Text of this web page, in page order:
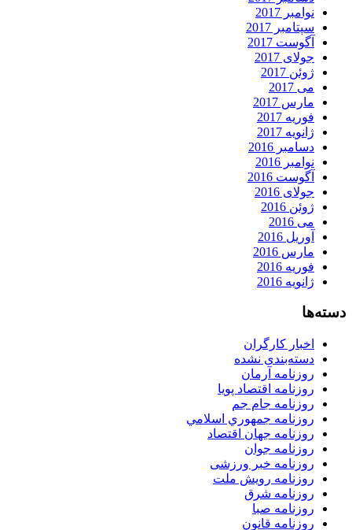
نوامبر 2017
سپتامبر 2017
آگوست 2017
جولای 2017
ژوئن 2017
می 2017
مارس 2017
فوریه 2017
ژانویه 2017
دسامبر 2016
نوامبر 2016
آگوست 2016
جولای 2016
ژوئن 2016
می 2016
آوریل 2016
مارس 2016
فوریه 2016
ژانویه 2016
دسته‌ها
اخبار کارگران
دسته‌بندی نشده
روزنامه آرمان
روزنامه اقتصاد پویا
روزنامه جام جم
روزنامه جمهوري اسلامي
روزنامه جهان اقتصاد
روزنامه جوان
روزنامه خبر ورزشى
روزنامه رویش ملت
روزنامه شرق
روزنامه صبا
روزنامه قانون